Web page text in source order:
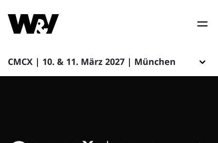
CMCX | 10. & 11. März 2027 | München